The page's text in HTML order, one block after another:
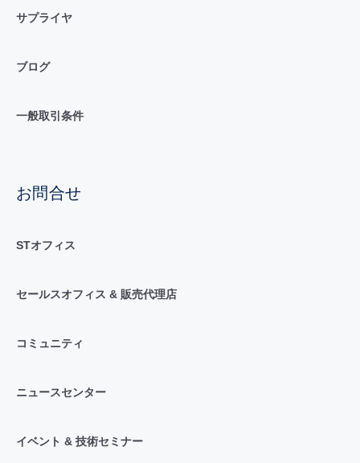
サプライヤ
ブログ
一般取引条件
お問合せ
STオフィス
セールスオフィス & 販売代理店
コミュニティ
ニュースセンター
イベント & 技術セミナー